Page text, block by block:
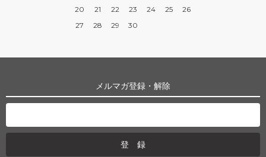
20
21 22 23 24 25
26
27
28 29 30
メルマガ登録・解除